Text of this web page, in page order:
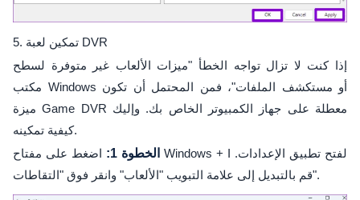
5. تمكين لعبة DVR
إذا كنت لا تزال تواجه الخطأ "ميزات الألعاب غير متوفرة لسطح
مكتب Windows أو مستكشف الملفات"، فمن المحتمل أن تكون
ميزة Game DVR معطلة على جهاز الكمبيوتر الخاص بك. وإليك
كيفية تمكينه.
الخطوة 1:
اضغط على مفتاح Windows + I لفتح تطبيق الإعدادات.
قم بالتبديل إلى علامة التبويب "الألعاب" وانقر فوق "التقاطات".